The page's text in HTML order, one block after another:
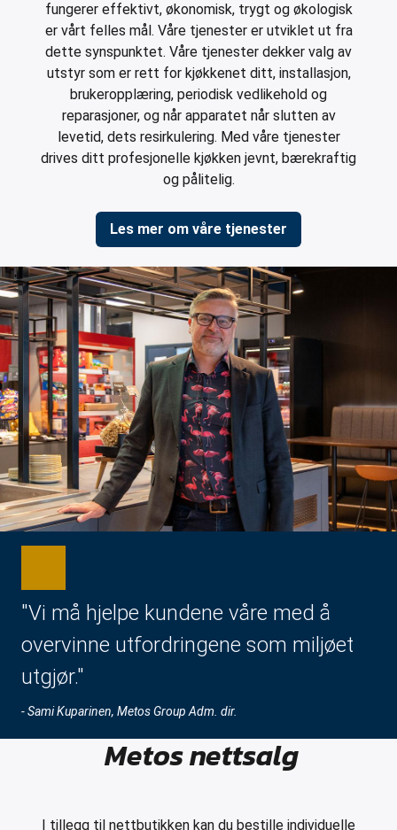
fungerer effektivt, økonomisk, trygt og økologisk
er vårt felles mål. Våre tjenester er utviklet ut fra
dette synspunktet. Våre tjenester dekker valg av
utstyr som er rett for kjøkkenet ditt, installasjon,
brukeropplæring, periodisk vedlikehold og
reparasjoner, og når apparatet når slutten av
levetid, dets resirkulering. Med våre tjenester
drives ditt profesjonelle kjøkken jevnt, bærekraftig
og pålitelig.
Les mer om våre tjenester
"Vi må hjelpe kundene våre med å
overvinne utfordringene som miljøet
utgjør."
- Sami Kuparinen, Metos Group Adm. dir.
Metos nettsalg
I tillegg til nettbutikken kan du bestille individuelle